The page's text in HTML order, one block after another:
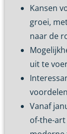
Kansen
groei,
naar de
uit te
Vanaf
of-the-